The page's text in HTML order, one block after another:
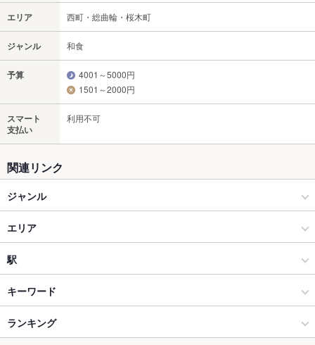
エリア 西町・総曲輪・桜木町
ジャンル 和食
予算
4001～5000円
1501～2000円
スマート
支払い
利用不可
関連リンク
ジャンル
和食
日本料理・懐石・割烹
富山市 × 和食
富山市 × 日本料理・懐石・割烹
エリア
西町・総曲輪・桜木町
西町・総曲輪・桜木町 × 和食
西町・総曲輪・桜木町 × 日本料理・懐石・割烹
駅
荒町駅
グランドプラザ前駅
キーワード
エビ料理 海鮮丼
ランキング